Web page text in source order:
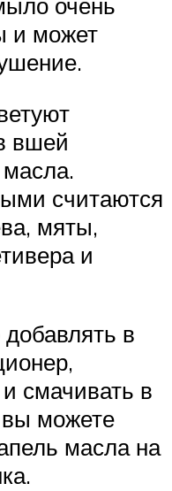
и может
вшей
считаются
мяты,
и
в
смачивать в
вы можете
масла на